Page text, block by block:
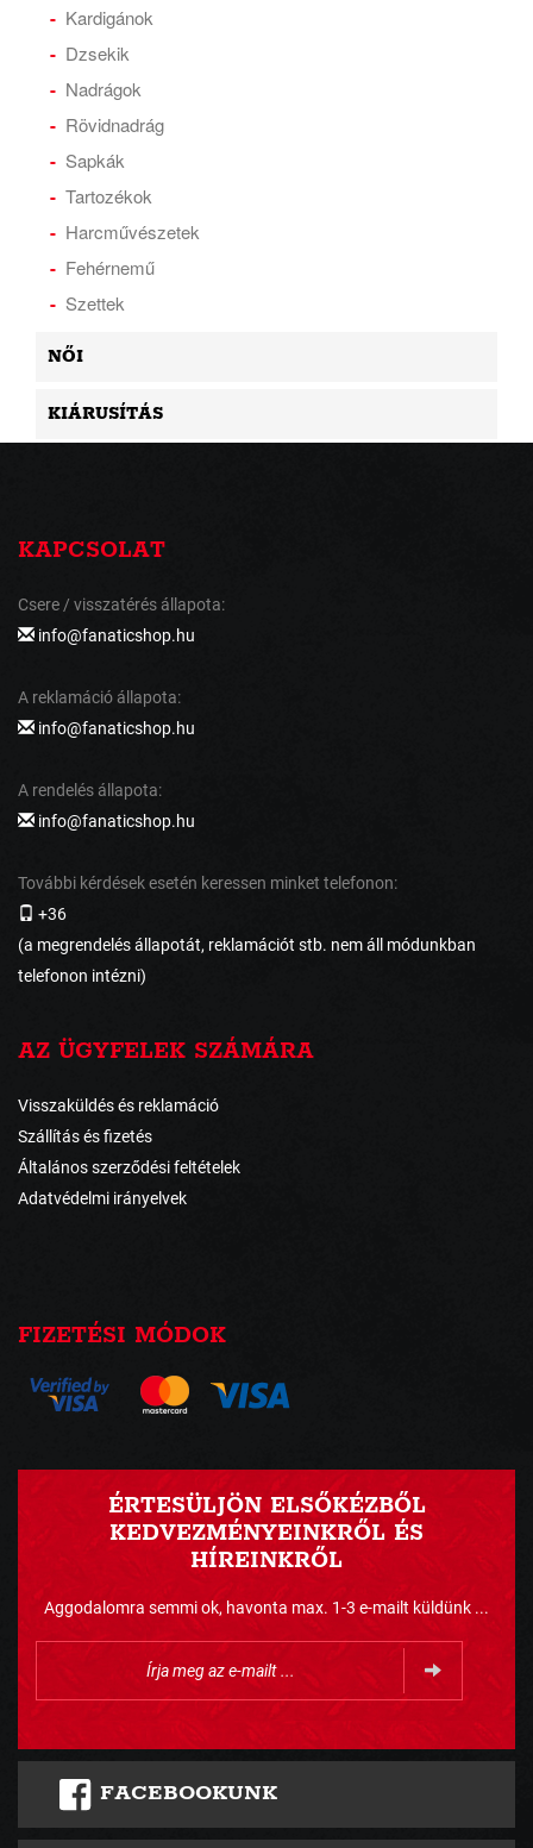
Kardigánok
Dzsekik
Nadrágok
Rövidnadrág
Sapkák
Tartozékok
Harcművészetek
Fehérnemű
Szettek
NŐI
KIÁRUSÍTÁS
KAPCSOLAT
Csere / visszatérés állapota:
info@fanaticshop.hu
A reklamáció állapota:
info@fanaticshop.hu
A rendelés állapota:
info@fanaticshop.hu
További kérdések esetén keressen minket telefonon:
+36
(a megrendelés állapotát, reklamációt stb. nem áll módunkban
telefonon intézni)
AZ ÜGYFELEK SZÁMÁRA
Visszaküldés és reklamáció
Szállítás és fizetés
Általános szerződési feltételek
Adatvédelmi irányelvek
FIZETÉSI MÓDOK
ÉRTESÜLJÖN ELSŐKÉZBŐL
KEDVEZMÉNYEINKRŐL ÉS
HÍREINKRŐL
Aggodalomra semmi ok, havonta max. 1-3 e-mailt küldünk ...
FACEBOOKUNK